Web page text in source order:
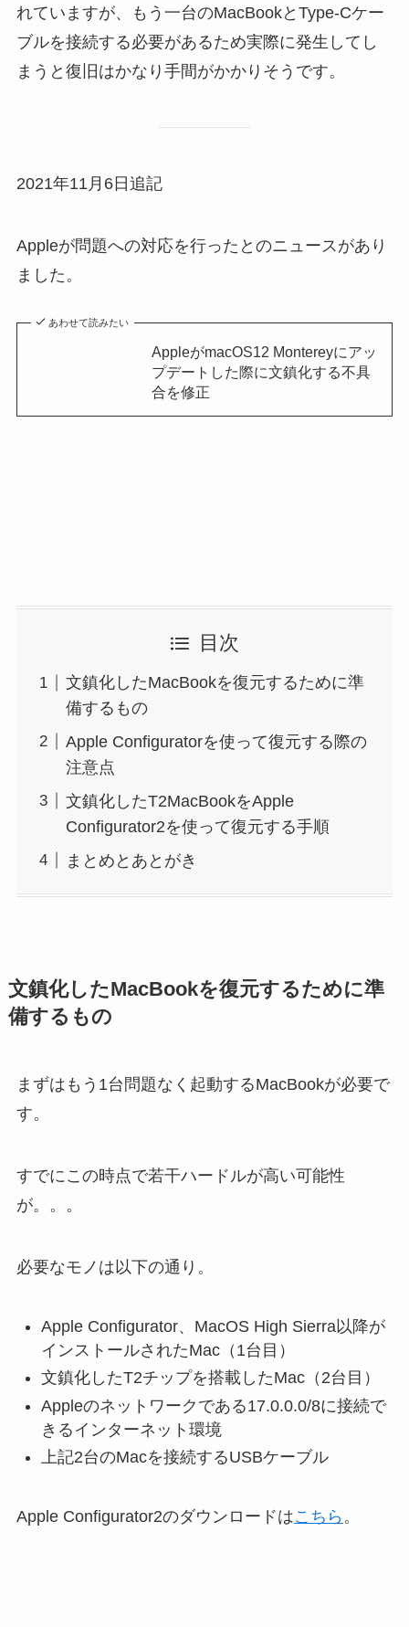
れていますが、もう一台のMacBookとType-Cケー
ブルを接続する必要があるため実際に発生してし
まうと復旧はかなり手間がかかりそうです。
2021年11月6日追記
Appleが問題への対応を行ったとのニュースがあり
ました。
あわせて読みたい
AppleがmacOS12 Montereyにアッ
プデートした際に文鎮化する不具
合を修正
目次
文鎮化したMacBookを復元するために準
備するもの
Apple Configuratorを使って復元する際の
注意点
文鎮化したT2MacBookをApple
Configurator2を使って復元する手順
まとめとあとがき
文鎮化したMacBookを復元するために準
備するもの
まずはもう1台問題なく起動するMacBookが必要で
す。
すでにこの時点で若干ハードルが高い可能性
が。。。
必要なモノは以下の通り。
Apple Configurator、MacOS High Sierra以降が
インストールされたMac（1台目）
文鎮化したT2チップを搭載したMac（2台目）
Appleのネットワークである17.0.0.0/8に接続で
きるインターネット環境
上記2台のMacを接続するUSBケーブル
Apple Configurator2のダウンロードはこちら 。